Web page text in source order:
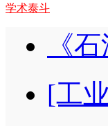
学术泰斗
《
[工